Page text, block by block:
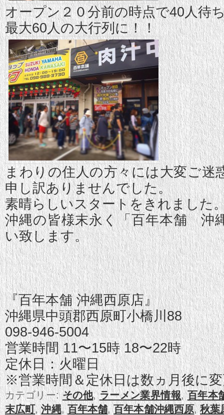
オープン２０分前の時点で40人待
最大60人の大行列に！！
まわりの住人の方々には大変ご迷
申し訳ありませんでした。
素晴らしいスタートをきれました
沖縄の皆様末永く「百年本舗 沖
い致します。
『百年本舗 沖縄西原店』
沖縄県中頭郡西原町小橋川88
098-946-5004
営業時間 11〜15時 18〜22時
定休日：火曜日
※営業時間＆定休日は数ヵ月後に
カテゴリー: その他,ラーメン業界情報,百年本
末広町,沖縄,百年本舗,百年本舗沖縄西原,秋葉